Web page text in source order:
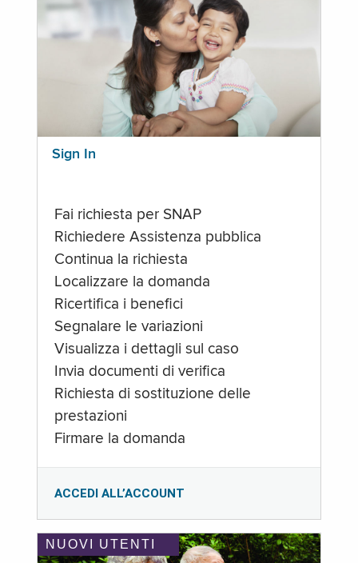
Sign In
Fai richiesta per SNAP
Richiedere Assistenza pubblica
Continua la richiesta
Localizzare la domanda
Ricertifica i benefici
Segnalare le variazioni
Visualizza i dettagli sul caso
Invia documenti di verifica
Richiesta di sostituzione delle
prestazioni
Firmare la domanda
ACCEDI ALL’ACCOUNT
NUOVI UTENTI